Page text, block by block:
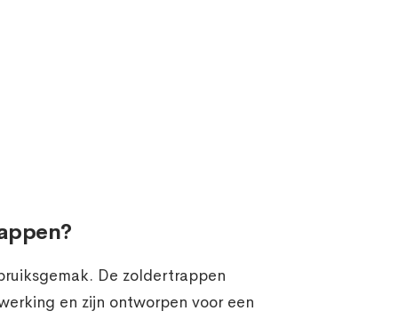
De zoldertrappen
en zijn ontworpen voor een